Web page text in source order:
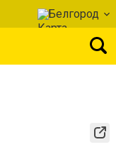
Белгород